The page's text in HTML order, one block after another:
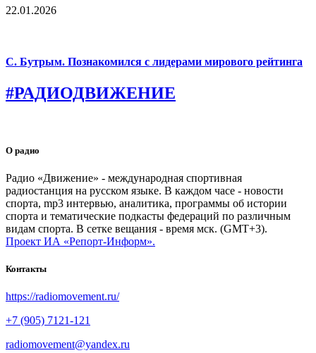
22.01.2026
С. Бутрым. Познакомился с лидерами мирового рейтинга
#РАДИОДВИЖЕНИЕ
О радио
Радио «Движение» - международная спортивная
радиостанция на русском языке. В каждом часе - новости
спорта, mp3 интервью, аналитика, программы об истории
спорта и тематические подкасты федераций по различным
видам спорта. В сетке вещания - время мск. (GMT+3).
Проект ИА «Репорт-Информ».
Контакты
https://radiomovement.ru/
+7 (905) 7121-121
radiomovement@yandex.ru